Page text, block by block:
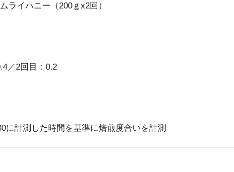
イハニー（200ｇx2回）
／2回目：0.2
に計測した時間を基準に焙煎度合いを計測